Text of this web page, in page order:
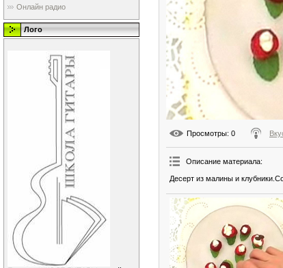
Онлайн радио
Лого
Просмотры: 0
Описание материала:
Десерт из малины и